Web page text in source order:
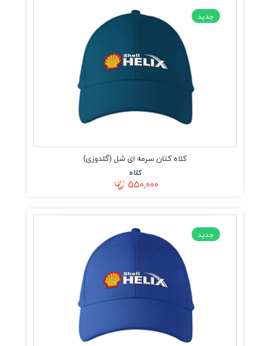
جدید
کلاه کتان سرمه ای شل (گلدوزی)
کلاه
۵۵۰,۰۰۰
جدید